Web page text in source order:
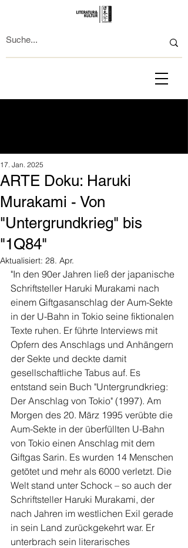
ARTE Doku: Haruki
Murakami - Von
"Untergrundkrieg" bis
"1Q84"
17. Jan. 2025
Aktualisiert: 28. Apr.
"In den 90er Jahren ließ der japanische
Schriftsteller Haruki Murakami nach
einem Giftgasanschlag der Aum-Sekte
in der U-Bahn in Tokio seine fiktionalen
Texte ruhen. Er führte Interviews mit
Opfern des Anschlags und Anhängern
der Sekte und deckte damit
gesellschaftliche Tabus auf. Es
entstand sein Buch "Untergrundkrieg:
Der Anschlag von Tokio" (1997). Am
Morgen des 20. März 1995 verübte die
Aum-Sekte in der überfüllten U-Bahn
von Tokio einen Anschlag mit dem
Giftgas Sarin. Es wurden 14 Menschen
getötet und mehr als 6000 verletzt. Die
Welt stand unter Schock – so auch der
Schriftsteller Haruki Murakami, der
nach Jahren im westlichen Exil gerade
in sein Land zurückgekehrt war. Er
unterbrach sein literarisches